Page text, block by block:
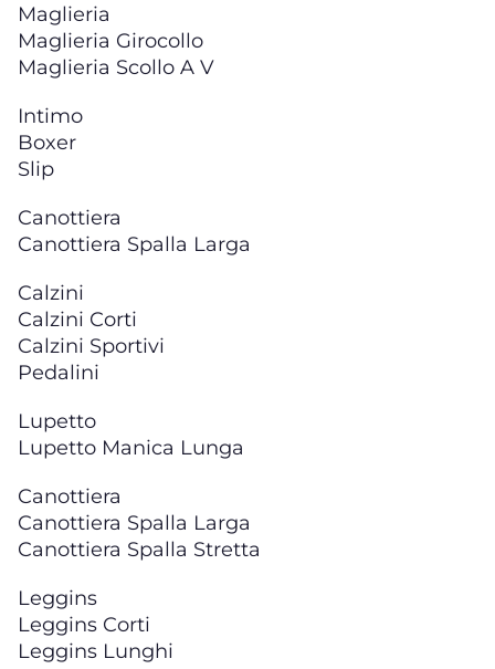
Maglieria
Maglieria Girocollo
Maglieria Scollo A V
Intimo
Boxer
Slip
Canottiera
Canottiera Spalla Larga
Calzini
Calzini Corti
Calzini Sportivi
Pedalini
Lupetto
Lupetto Manica Lunga
Canottiera
Canottiera Spalla Larga
Canottiera Spalla Stretta
Leggins
Leggins Corti
Leggins Lunghi